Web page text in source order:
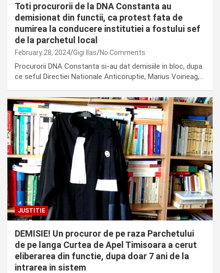
Toti procurorii de la DNA Constanta au
demisionat din functii, ca protest fata de
numirea la conducere institutiei a fostului sef
de la parchetul local
February 28, 2024 Gigi Ilas No Comments
Procurorii DNA Constanta si-au dat demisiile in bloc, dupa
ce seful Directiei Nationale Anticoruptie, Marius Voineag,…
JUSTITIE
DEMISIE! Un procuror de pe raza Parchetului
de pe langa Curtea de Apel Timisoara a cerut
eliberarea din functie, dupa doar 7 ani de la
intrarea in sistem